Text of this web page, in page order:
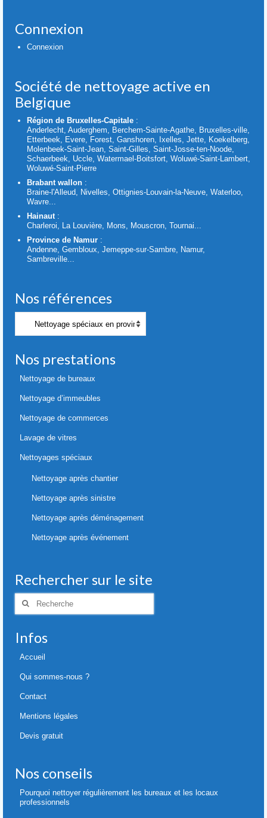
Connexion
Connexion
Société de nettoyage active en
Belgique
Région de Bruxelles-Capitale :
Anderlecht, Auderghem, Berchem-Sainte-Agathe, Bruxelles-ville,
Etterbeek, Evere, Forest, Ganshoren, Ixelles, Jette, Koekelberg,
Molenbeek-Saint-Jean, Saint-Gilles, Saint-Josse-ten-Noode,
Schaerbeek, Uccle, Watermael-Boitsfort, Woluwé-Saint-Lambert,
Woluwé-Saint-Pierre
Brabant wallon :
Braine-l'Alleud, Nivelles, Ottignies-Louvain-la-Neuve, Waterloo,
Wavre...
Hainaut:
Charleroi, La Louvière, Mons, Mouscron, Tournai...
Province de Namur :
Andenne, Gembloux, Jemeppe-sur-Sambre, Namur,
Sambreville...
Nos références
références
Nos prestations
Nettoyage de bureaux
Nettoyage d’immeubles
Nettoyage de commerces
Lavage de vitres
Nettoyages spéciaux
Nettoyage après chantier
Nettoyage après sinistre
Nettoyage après déménagement
Nettoyage après événement
Rechercher sur le site
Infos
Accueil
Qui sommes-nous ?
Contact
Mentions légales
Devis gratuit
Nos conseils
Pourquoi nettoyer régulièrement les bureaux et les locaux
professionnels